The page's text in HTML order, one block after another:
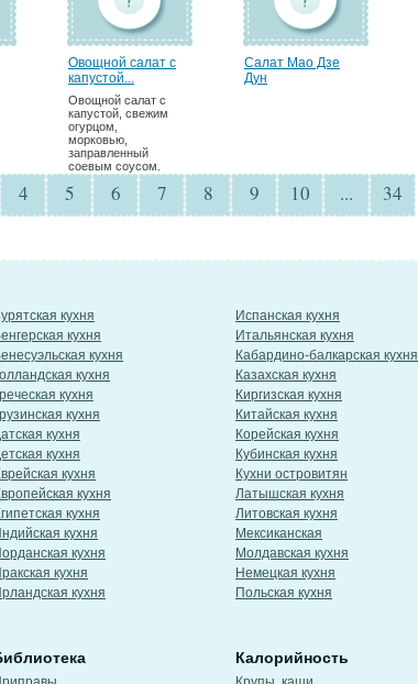
Овощной салат с
капустой...
Овощной салат с
капустой, свежим
огурцом,
морковью,
заправленный
соевым соусом.
Салат Мао Дзе
Дун
4 5 6 7 8 9 10 ... 34
кухня
кухня
кухня
кухня
кухня
кухня
кухня
кухня
кухня
кухня
кухня
кухня
кухня
кухня
кухня
Испанская кухня
Итальянская кухня
Кабардино-балкарская кухня
Казахская кухня
Киргизская кухня
Китайская кухня
Корейская кухня
Кубинская кухня
Кухни островитян
Латышская кухня
Литовская кухня
Мексиканская
Молдавская кухня
Немецкая кухня
Польская кухня
Калорийность